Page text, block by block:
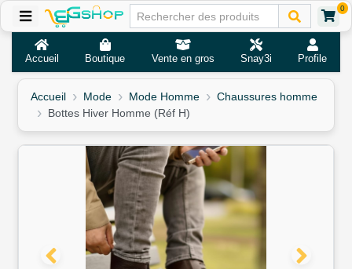
0
Accueil Boutique Vente en gros Snay3i Profile
Accueil Mode Mode Homme
Chaussures homme
Bottes Hiver Homme (Réf H)